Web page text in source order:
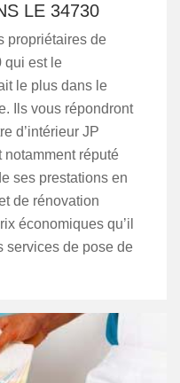
LE 34730
propriétaires de
qui est le
le plus dans le
Ils vous répondront
d’intérieur JP
notamment réputé
ses prestations en
de rénovation
économiques qu’il
services de pose de